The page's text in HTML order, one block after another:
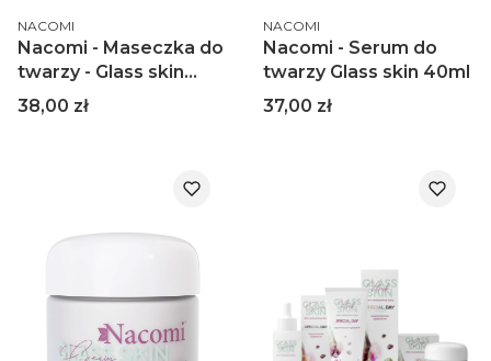
PRODUCENT
NACOMI
Nacomi - Maseczka do
twarzy - Glass skin
50ml
Cena
38,00 zł
PRODUCENT
NACOMI
Nacomi - Serum do
twarzy Glass skin 40ml
Cena
37,00 zł